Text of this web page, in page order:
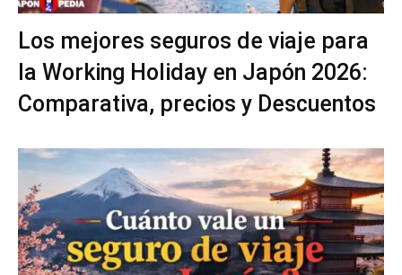
Los mejores seguros de viaje para
la Working Holiday en Japón 2026:
Comparativa, precios y Descuentos